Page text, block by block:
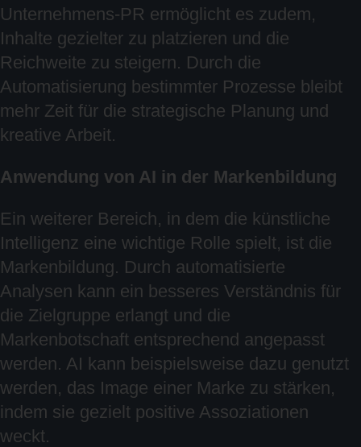
Unternehmens-PR ermöglicht es zudem,
Inhalte gezielter zu platzieren und die
Reichweite zu steigern. Durch die
Automatisierung bestimmter Prozesse bleibt
mehr Zeit für die strategische Planung und
kreative Arbeit.
Anwendung von AI in der Markenbildung
Ein weiterer Bereich, in dem die künstliche
Intelligenz eine wichtige Rolle spielt, ist die
Markenbildung. Durch automatisierte
Analysen kann ein besseres Verständnis für
die Zielgruppe erlangt und die
Markenbotschaft entsprechend angepasst
werden. AI kann beispielsweise dazu genutzt
werden, das Image einer Marke zu stärken,
indem sie gezielt positive Assoziationen
weckt.